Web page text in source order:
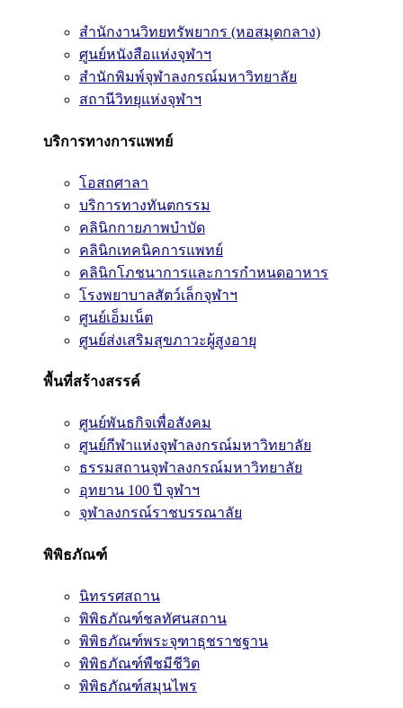
สำนักงานวิทยทรัพยากร (หอสมุดกลาง)
ศูนย์หนังสือแห่งจุฬาฯ
สำนักพิมพ์จุฬาลงกรณ์มหาวิทยาลัย
สถานีวิทยุแห่งจุฬาฯ
บริการทางการแพทย์
โอสถศาลา
บริการทางทันตกรรม
คลินิกกายภาพบำบัด
คลินิกเทคนิคการแพทย์
คลินิกโภชนาการและการกำหนดอาหาร
โรงพยาบาลสัตว์เล็กจุฬาฯ
ศูนย์เอ็มเน็ต
ศูนย์ส่งเสริมสุขภาวะผู้สูงอายุ
พื้นที่สร้างสรรค์
ศูนย์พันธกิจเพื่อสังคม
ศูนย์กีฬาแห่งจุฬาลงกรณ์มหาวิทยาลัย
ธรรมสถานจุฬาลงกรณ์มหาวิทยาลัย
อุทยาน 100 ปี จุฬาฯ
จุฬาลงกรณ์ราชบรรณาลัย
พิพิธภัณฑ์
นิทรรศสถาน
พิพิธภัณฑ์ชลทัศนสถาน
พิพิธภัณฑ์พระจุฑาธุชราชฐาน
พิพิธภัณฑ์พืชมีชีวิต
พิพิธภัณฑ์สมุนไพร